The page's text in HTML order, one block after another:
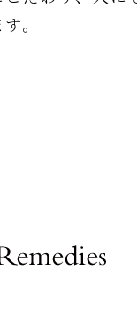
。